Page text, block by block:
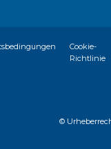
Cookie-
Richtlinie
©